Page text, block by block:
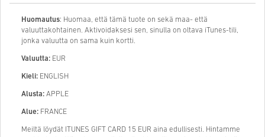
Huomautus: Huomaa, että tämä tuote on sekä maa- että
valuuttakohtainen. Aktivoidaksesi sen, sinulla on oltava iTunes-tili,
jonka valuutta on sama kuin kortti.
Valuutta: EUR
Kieli: ENGLISH
Alusta: APPLE
Alue: FRANCE
Meiltä löydät ITUNES GIFT CARD 15 EUR aina edullisesti. Hintamme